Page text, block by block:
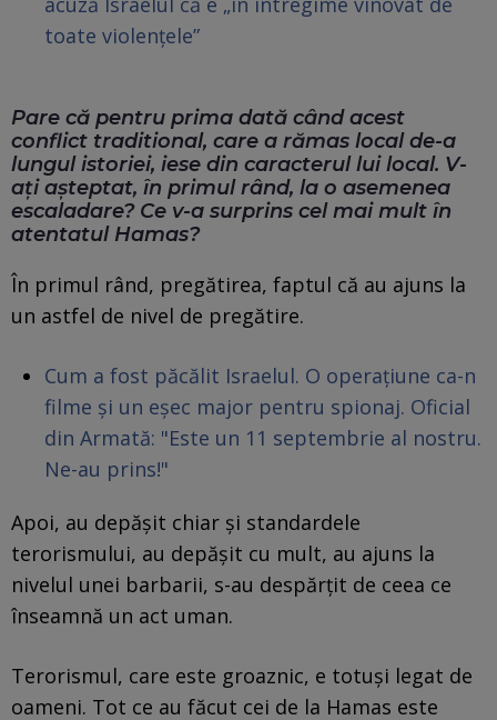
toate violențele”
Pare că pentru prima dată când acest
conflict traditional, care a rămas local de-a
lungul istoriei, iese din caracterul lui local. V-
ați așteptat, în primul rând, la o asemenea
escaladare? Ce v-a surprins cel mai mult în
atentatul Hamas?
În primul rând, pregătirea, faptul că au ajuns la
un astfel de nivel de pregătire.
Cum a fost păcălit Israelul. O operațiune ca-n
filme și un eșec major pentru spionaj. Oficial
din Armată: "Este un 11 septembrie al nostru.
Ne-au prins!"
Apoi, au depășit chiar și standardele
terorismului, au depășit cu mult, au ajuns la
nivelul unei barbarii, s-au despărțit de ceea ce
înseamnă un act uman.
Terorismul, care este groaznic, e totuși legat de
oameni. Tot ce au făcut cei de la Hamas este